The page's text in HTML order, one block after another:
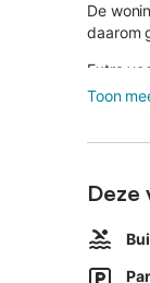
De
daarom
Extra
voor
Neem
op het
De
Een
Toon
Deze